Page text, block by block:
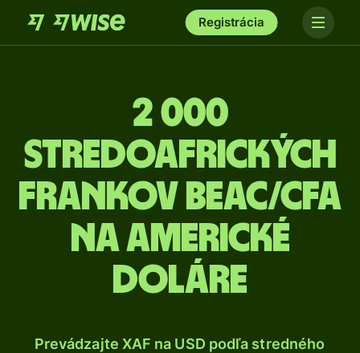
Registrácia
2 000
Stredoafrických
frankov BEAC/CFA
na americké
doláre
Prevádzajte XAF na USD podľa stredného